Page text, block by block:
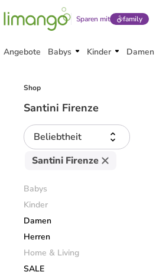
Sparen mit family
Angebote Babys Kinder Damen
Shop
Santini Firenze
Beliebtheit
Santini Firenze
Babys
Kinder
Damen
Herren
Home & Living
SALE